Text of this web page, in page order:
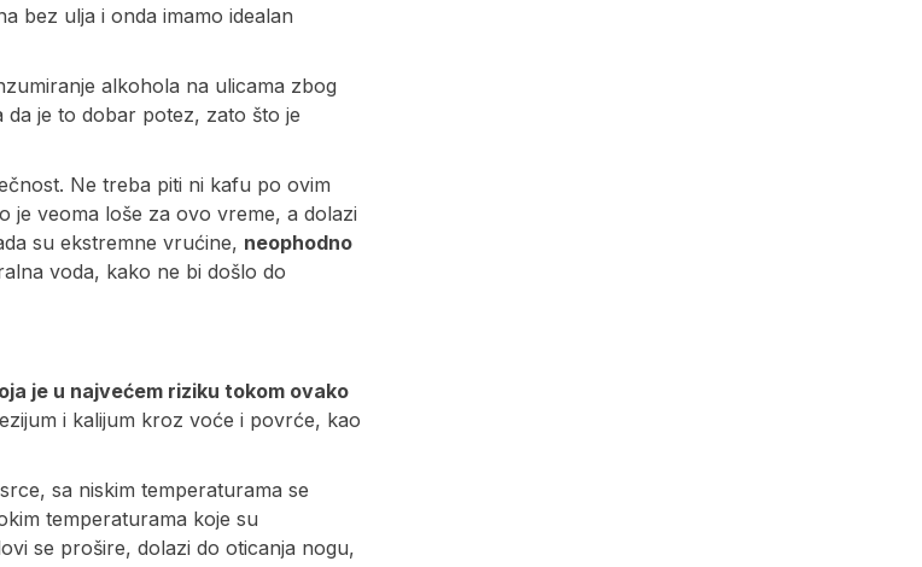
bez ulja i onda imamo idealan
alkohola na ulicama zbog
je to dobar potez, zato što je
Ne treba piti ni kafu po ovim
je veoma loše za ovo vreme, a dolazi
su ekstremne vrućine, neophodno
voda, kako ne bi došlo do
je u najvećem riziku tokom ovako
i kalijum kroz voće i povrće, kao
sa niskim temperaturama se
temperaturama koje su
se prošire, dolazi do oticanja nogu,